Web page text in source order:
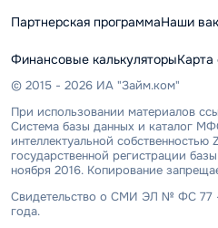
Партнерская программаНаши
Финансовые калькуляторыКарта
© 2015 - 2026 ИА "Займ.ком"
При использовании материалов
Система базы данных и каталог
интеллектуальной собственностью
государственной регистрации
ноября 2016. Копирование
Свидетельство о СМИ ЭЛ № ФС 77 -
года.